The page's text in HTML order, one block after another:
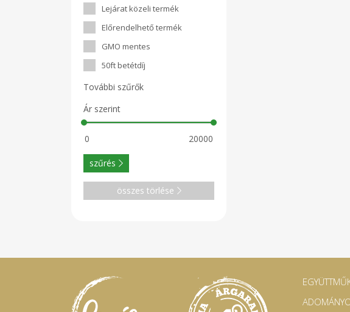
Lejárat közeli termék
Előrendelhető termék
GMO mentes
50ft betétdíj
További szűrők
Ár szerint
szűrés
összes törlése